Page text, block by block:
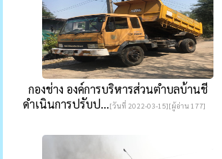
กองช่าง องค์การบริหารส่วนตำบลบ้านชี
ดำเนินการปรับป...[วันที่ 2022-03-15][ผู้อ่าน 177]